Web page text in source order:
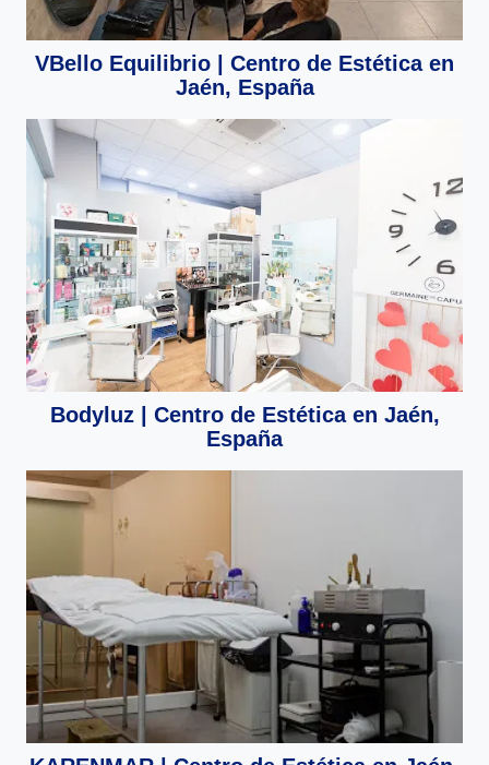
VBello Equilibrio | Centro de Estética en
Jaén, España
Bodyluz | Centro de Estética en Jaén,
España